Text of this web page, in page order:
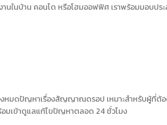
านในบ้าน คอนโด หรือโฮมออฟฟิศ เราพร้อมมอบป
หมดปัญหาเรื่องสัญญาณดรอป เหมาะสำหรับผู้ที่ต้อ
มเข้าดูแลแก้ไขปัญหาตลอด 24 ชั่วโมง